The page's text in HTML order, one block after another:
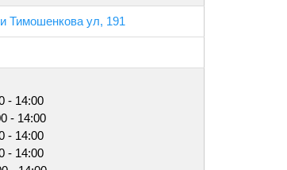
Тимошенкова ул, 191
- 14:00
- 14:00
- 14:00
- 14:00